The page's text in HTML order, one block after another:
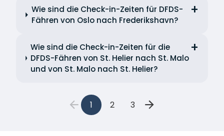
Wie sind die Check-in-Zeiten für DFDS-
Fähren von Oslo nach Frederikshavn?
Wie sind die Check-in-Zeiten für die
DFDS-Fähren von St. Helier nach St. Malo
und von St. Malo nach St. Helier?
1 2 3